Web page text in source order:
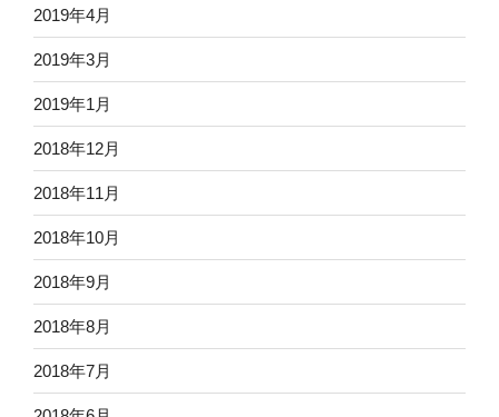
2019年4月
2019年3月
2019年1月
2018年12月
2018年11月
2018年10月
2018年9月
2018年8月
2018年7月